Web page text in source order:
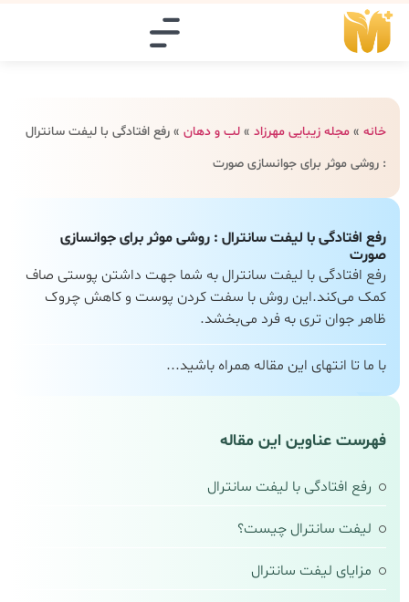
خانه » مجله زیبایی مهرزاد » لب و دهان » رفع افتادگی با لیفت سانترال
: روشی موثر برای جوانسازی صورت
رفع افتادگی با لیفت سانترال : روشی موثر برای جوانسازی
صورت
رفع افتادگی با لیفت سانترال به شما جهت داشتن پوستی صاف
کمک می‌کند.این روش با سفت کردن پوست و کاهش چروک
ظاهر جوان تری به فرد می‌بخشد.
با ما تا انتهای این مقاله همراه باشید...
فهرست عناوین این مقاله
رفع افتادگی با لیفت سانترال
لیفت سانترال چیست؟
مزایای لیفت سانترال